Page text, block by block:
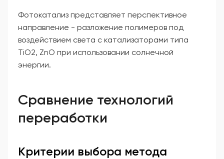
Фотокатализ представляет перспективное
направление - разложение полимеров под
воздействием света с катализаторами типа
TiO2, ZnO при использовании солнечной
энергии.
Сравнение технологий
переработки
Критерии выбора метода